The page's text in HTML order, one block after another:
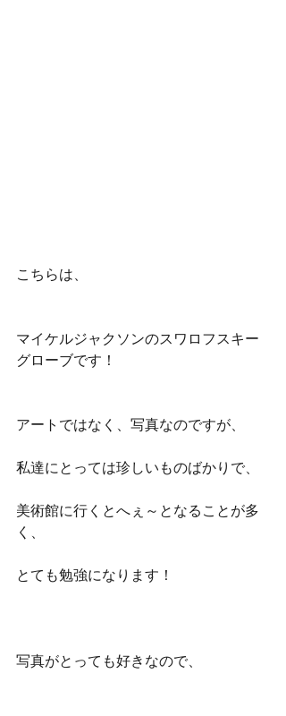
こちらは、
マイケルジャクソンのスワロフスキー
グローブです！
アートではなく、写真なのですが、
私達にとっては珍しいものばかりで、
美術館に行くとへぇ～となることが多
く、
とても勉強になります！
写真がとっても好きなので、